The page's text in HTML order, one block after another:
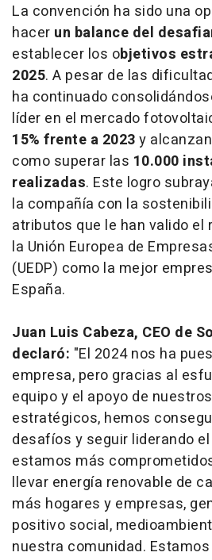
La convención ha sido una
hacer un balance del
establecer los objetivos
2025. A pesar de las
ha continuado
líder en el mercado
15% frente a 2023y
como superar las 10.000
realizadas. Este logro
la compañía con la
atributos que le han valido el
la Unión Europea de
(UEDP) como la mejor
España.
Juan Luis Cabeza, CEO de
declaró: "El 2024 nos ha
empresa, pero gracias al
equipo y el apoyo de
estratégicos, hemos
desafíos y seguir liderando
estamos más
llevar energía renovable de
más hogares y empresas,
positivo social,
nuestra comunidad.